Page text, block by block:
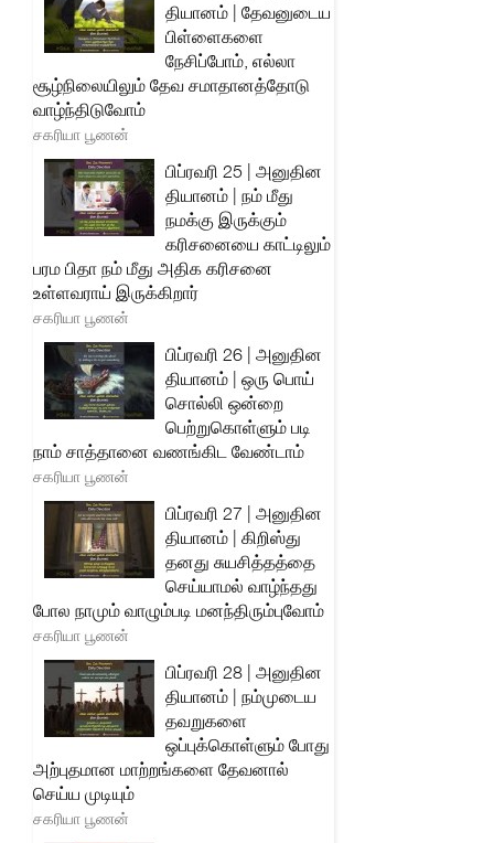
தியானம் | தேவனுடைய
பிள்ளைகளை
நேசிப்போம், எல்லா
சூழ்நிலையிலும் தேவ சமாதானத்தோடு
வாழ்ந்திடுவோம்
சகரியா பூணன்
பிப்ரவரி 25 | அனுதின
தியானம் | நம் மீது
நமக்கு இருக்கும்
கரிசனையை காட்டிலும்
பரம பிதா நம் மீது அதிக கரிசனை
உள்ளவராய் இருக்கிறார்
சகரியா பூணன்
பிப்ரவரி 26 | அனுதின
தியானம் | ஒரு பொய்
சொல்லி ஒன்றை
பெற்றுகொள்ளும் படி
நாம் சாத்தானை வணங்கிட வேண்டாம்
சகரியா பூணன்
பிப்ரவரி 27 | அனுதின
தியானம் | கிறிஸ்து
தனது சுயசித்தத்தை
செய்யாமல் வாழ்ந்தது
போல நாமும் வாழும்படி மனந்திரும்புவோம்
சகரியா பூணன்
பிப்ரவரி 28 | அனுதின
தியானம் | நம்முடைய
தவறுகளை
ஒப்புக்கொள்ளும் போது
அற்புதமான மாற்றங்களை தேவனால்
செய்ய முடியும்
சகரியா பூணன்